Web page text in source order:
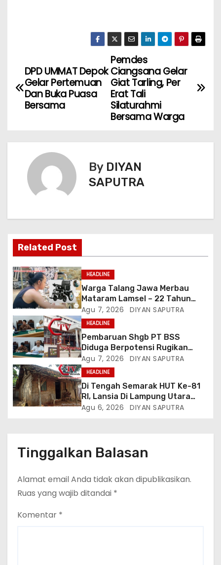
Pemdes
Ciangsana Gelar
Giat Tarling, Per
Erat Tali
Silaturahmi
Bersama Warga
DPD UMMAT Depok
Gelar Pertemuan
Dan Buka Puasa
Bersama
By DIYAN
SAPUTRA
Related Post
HEADLINE
Warga Talang Jawa Merbau
Mataram Lamsel – 22 Tahun
Lumpuh Vina Agustina Viral Di
Tiktok Inginkan Kursi Roda
Listrik, Kepala Perwakilan
Provinsi Lampung Media
Cakrawala Tv Meminta Pemda
Lamsel Bertindak
Agu 7, 2026 DIYAN SAPUTRA
HEADLINE
Pembaruan Shgb PT BSS
Diduga Berpotensi Rugikan
Negara, Kementrian ATR/BPN Di
Gugat Di PTUN Jakarta
Agu 7, 2026 DIYAN SAPUTRA
HEADLINE
Di Tengah Semarak HUT Ke-81
RI, Lansia Di Lampung Utara
Hidup Memprihatinkan
Agu 6, 2026 DIYAN SAPUTRA
Tinggalkan Balasan
Alamat email Anda tidak akan dipublikasikan.
Ruas yang wajib ditandai *
Komentar *